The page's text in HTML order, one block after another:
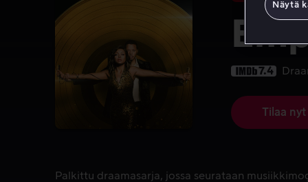
7.4
Tilaa nyt
Palkittu draamasarja, jossa seurataan
Palkittu draamasarja, jossa seurataan
Näytä